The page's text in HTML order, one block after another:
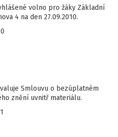
volno pro žáky Základní
4 na den 27.09.2010.
Smlouvu o bezúplatném
znění uvnitř materiálu.